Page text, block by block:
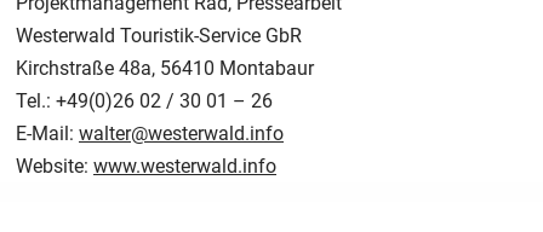
Westerwald Touristik-Service GbR
Kirchstraße 48a, 56410 Montabaur
Tel.: +49(0)26 02 / 30 01 – 26
E-Mail: walter@westerwald.info
Website: www.westerwald.info